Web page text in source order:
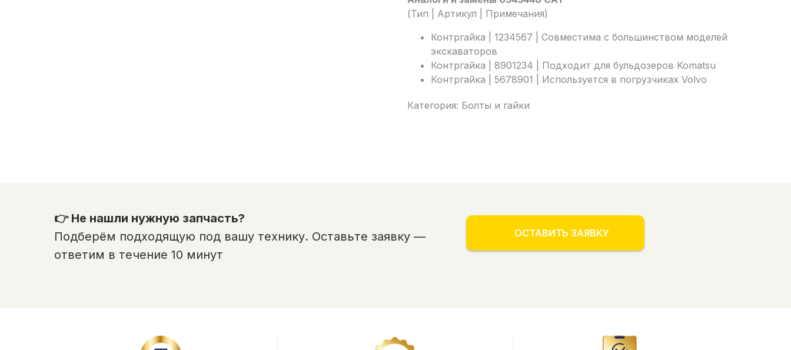
(Тип | Артикул | Примечания)
Контргайка | 1234567 | Совместима с большинством моделей
экскаваторов
Контргайка | 8901234 | Подходит для бульдозеров Komatsu
Контргайка | 5678901 | Используется в погрузчиках Volvo
Категория: Болты и гайки
👉 Не нашли нужную запчасть?
Подберём подходящую под вашу технику. Оставьте заявку —
ответим в течение 10 минут
ОСТАВИТЬ ЗАЯВКУ